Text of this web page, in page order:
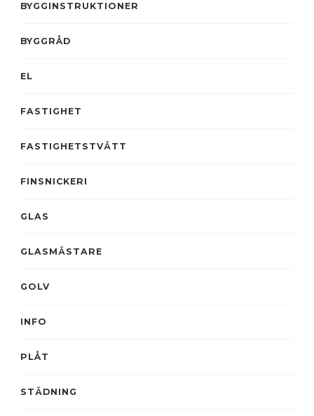
BYGGINSTRUKTIONER
BYGGRÅD
EL
FASTIGHET
FASTIGHETSTVÄTT
FINSNICKERI
GLAS
GLASMÄSTARE
GOLV
INFO
PLÅT
STÄDNING